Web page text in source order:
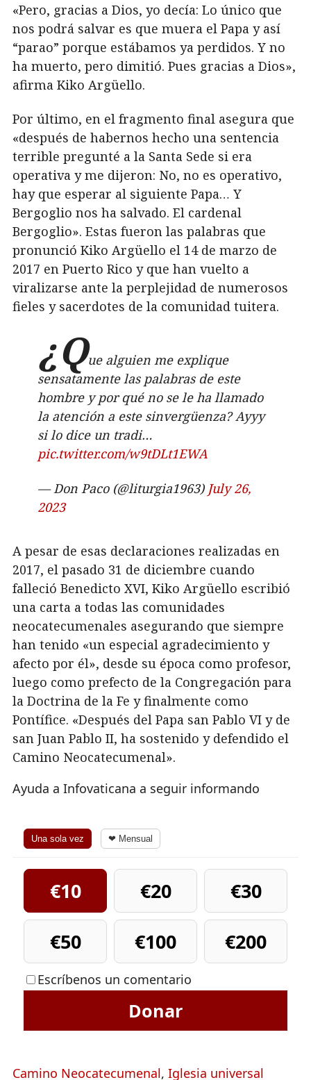
«Pero, gracias a Dios, yo decía: Lo único que
nos podrá salvar es que muera el Papa y así
“parao” porque estábamos ya perdidos. Y no
ha muerto, pero dimitió. Pues gracias a Dios»,
afirma Kiko Argüello.
Por último, en el fragmento final asegura que
«después de habernos hecho una sentencia
terrible pregunté a la Santa Sede si era
operativa y me dijeron: No, no es operativo,
hay que esperar al siguiente Papa… Y
Bergoglio nos ha salvado. El cardenal
Bergoglio». Estas fueron las palabras que
pronunció Kiko Argüello el 14 de marzo de
2017 en Puerto Rico y que han vuelto a
viralizarse ante la perplejidad de numerosos
fieles y sacerdotes de la comunidad tuitera.
¿Que alguien me explique
sensatamente las palabras de este
hombre y por qué no se le ha llamado
la atención a este sinvergüenza? Ayyy
si lo dice un tradi…
pic.twitter.com/w9tDLt1EWA
— Don Paco (@liturgia1963) July 26,
2023
A pesar de esas declaraciones realizadas en
2017, el pasado 31 de diciembre cuando
falleció Benedicto XVI, Kiko Argüello escribió
una carta a todas las comunidades
neocatecumenales asegurando que siempre
han tenido «un especial agradecimiento y
afecto por él», desde su época como profesor,
luego como prefecto de la Congregación para
la Doctrina de la Fe y finalmente como
Pontífice. «Después del Papa san Pablo VI y de
san Juan Pablo II, ha sostenido y defendido el
Camino Neocatecumenal».
Ayuda a Infovaticana a seguir informando
Una sola vez ❤ Mensual
€10 €20
€30
€50
€100 €200
Escríbenos un comentario
Donar
Camino Neocatecumenal, Iglesia universal